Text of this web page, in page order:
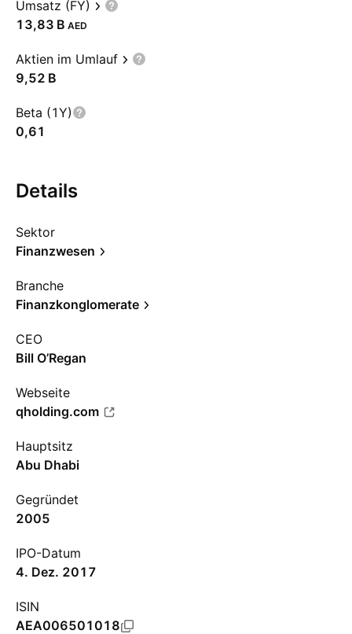
Umsatz (FY)
‪13,83 B‬ AED
Aktien im Umlauf
‪9,52 B‬
Beta (1Y)
0,61
Details
Sektor
Finanzwesen
Branche
Finanzkonglomerate
CEO
Bill O’Regan
Webseite
qholding.com
Hauptsitz
Abu Dhabi
Gegründet
2005
IPO-Datum
4. Dez. 2017
ISIN
AEA006501018